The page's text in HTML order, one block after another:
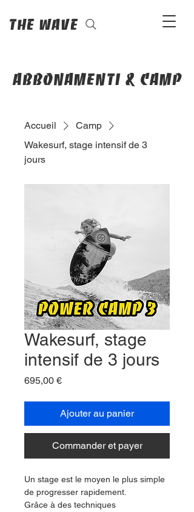
The Wave
abbonamenti & camp
Accueil
Camp
Wakesurf, stage intensif de 3
jours
Wakesurf, stage
intensif de 3 jours
695,00 €Prix
Ajouter au panier
Commander et payer
Un stage est le moyen le plus simple
de progresser rapidement.
Grâce à des techniques